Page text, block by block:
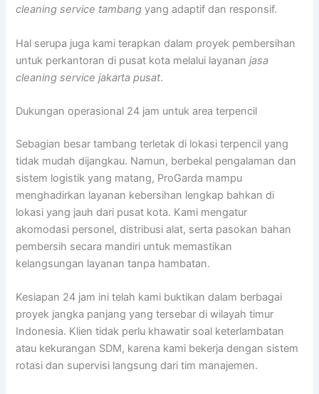
cleaning service tambang yang adaptif dan responsif.
Hal serupa juga kami terapkan dalam proyek pembersihan
untuk perkantoran di pusat kota melalui layananjasa
cleaning service jakarta pusat.
Dukungan operasional 24 jam untuk area terpencil
Sebagian besar tambang terletak di lokasi terpencil yang
tidak mudah dijangkau. Namun, berbekal pengalaman dan
sistem logistik yang matang, ProGarda mampu
menghadirkan layanan kebersihan lengkap bahkan di
lokasi yang jauh dari pusat kota. Kami mengatur
akomodasi personel, distribusi alat, serta pasokan bahan
pembersih secara mandiri untuk memastikan
kelangsungan layanan tanpa hambatan.
Kesiapan 24 jam ini telah kami buktikan dalam berbagai
proyek jangka panjang yang tersebar di wilayah timur
Indonesia. Klien tidak perlu khawatir soal keterlambatan
atau kekurangan SDM, karena kami bekerja dengan sistem
rotasi dan supervisi langsung dari tim manajemen.